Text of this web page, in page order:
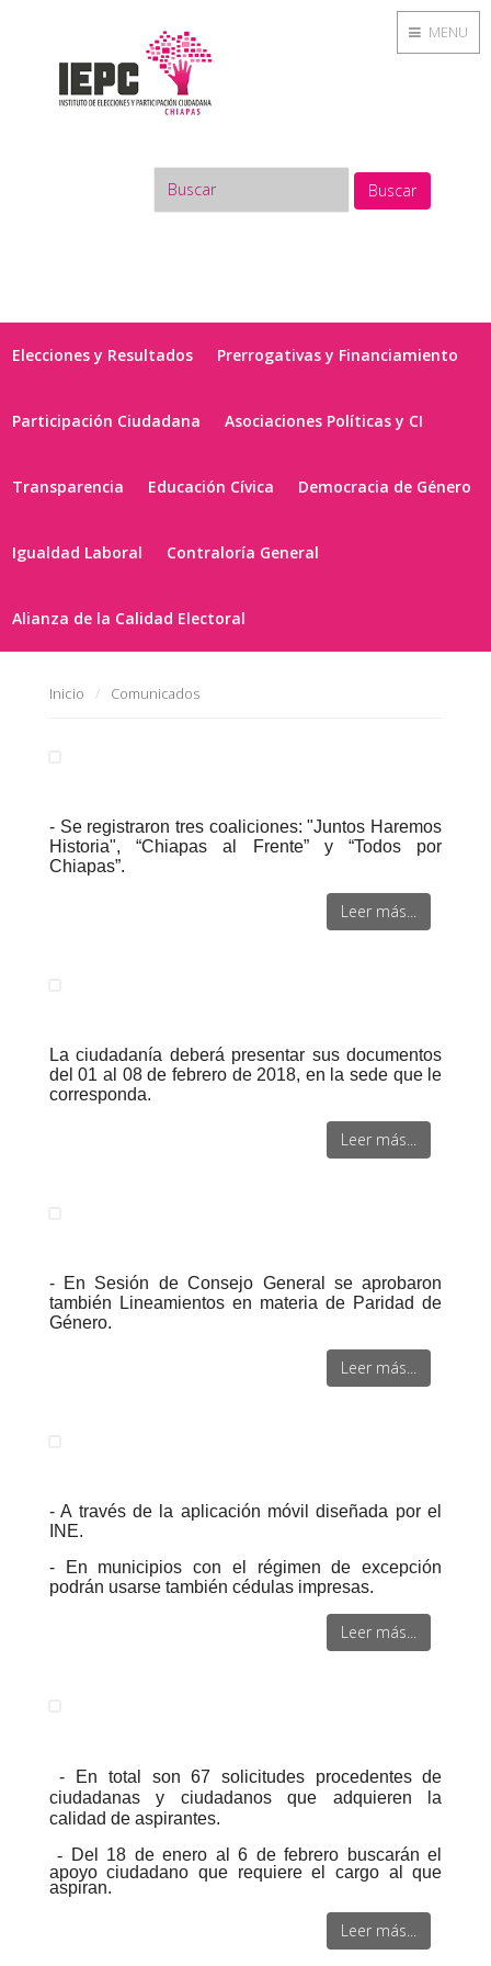
Buscar
Elecciones y Resultados Prerrogativas y Financiamiento
Participación Ciudadana Asociaciones Políticas y CI
Transparencia Educación Cívica Democracia de Género
Igualdad Laboral Contraloría General
Alianza de la Calidad Electoral
Inicio Comunicados
- Se registraron tres coaliciones: "Juntos Haremos
Historia", “Chiapas al Frente” y “Todos por
Chiapas”.
Leer más...
La ciudadanía deberá presentar sus documentos
del 01 al 08 de febrero de 2018, en la sede que le
corresponda.
Leer más...
- En Sesión de Consejo General se aprobaron
también Lineamientos en materia de Paridad de
Género.
Leer más...
- A través de la aplicación móvil diseñada por el
INE.
- En municipios con el régimen de excepción
podrán usarse también cédulas impresas.
Leer más...
- En total son 67 solicitudes procedentes de
ciudadanas y ciudadanos que adquieren la
calidad de aspirantes.
- Del 18 de enero al 6 de febrero buscarán el
apoyo ciudadano que requiere el cargo al que
aspiran.
Leer más...
MENU